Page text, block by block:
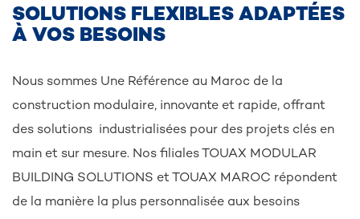
SOLUTIONS FLEXIBLES ADAPTÉES
À VOS BESOINS
Nous sommes Une Référence au Maroc de la
construction modulaire, innovante et rapide, offrant
des solutions industrialisées pour des projets clés en
main et sur mesure. Nos filiales TOUAX MODULAR
BUILDING SOLUTIONS et TOUAX MAROC répondent
de la manière la plus personnalisée aux besoins